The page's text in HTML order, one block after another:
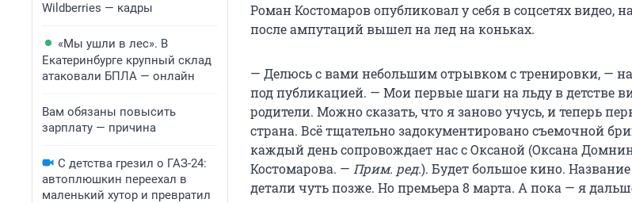
Wildberries — кадры
«Мы ушли в лес». В
Екатеринбурге крупный склад
атаковали БПЛА — онлайн
Вам обязаны повысить
зарплату — причина
С детства грезил о ГАЗ-24:
автоплюшкин переехал в
маленький хутор и превратил
Роман Костомаров опубликовал у себя в соцсетях видео,
после ампутаций вышел на лед на коньках.
— Делюсь с вами небольшим отрывком с тренировки, —
под публикацией. — Мои первые шаги на льду в детстве
родители. Можно сказать, что я заново учусь, и теперь
страна. Всё тщательно задокументировано съемочной
каждый день сопровождает нас с Оксаной (Оксана
Костомарова. — Прим. ред.). Будет большое кино. Название
детали чуть позже. Но премьера 8 марта. А пока — я